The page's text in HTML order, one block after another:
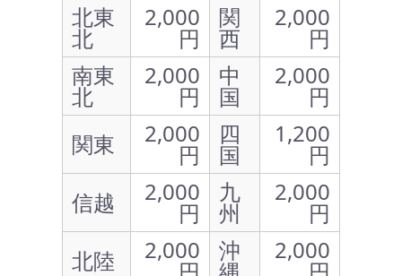
北東
北
2,000
円
関
西
2,000
円
南東
北
2,000
円
中
国
2,000
円
関東
2,000
円
四
国
1,200
円
信越
2,000
円
九
州
2,000
円
北陸
2,000 沖 2,000